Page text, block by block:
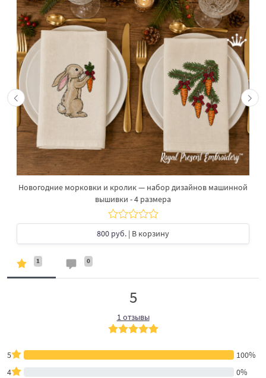
Новогодние морковки и кролик — набор дизайнов машинной
вышивки - 4 размера
800 руб. | В корзину
1 0
5
1 отзывы
5
100%
4
0%